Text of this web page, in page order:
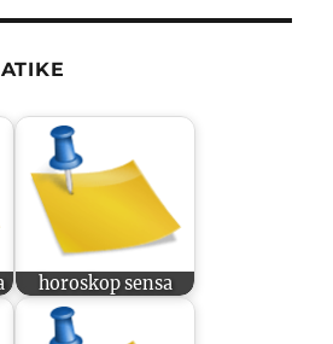
horoskop sensa